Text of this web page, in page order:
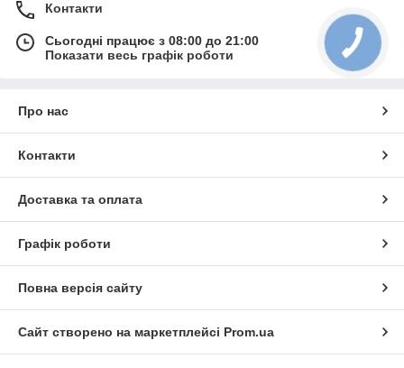
Контакти
Сьогодні працює з 08:00 до 21:00
Показати весь графік роботи
Про нас
Контакти
Доставка та оплата
Графік роботи
Повна версія сайту
Сайт створено на маркетплейсі Prom.ua